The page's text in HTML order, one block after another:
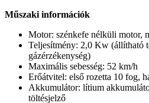
Műszaki információk
Motor: szénkefe nélküli motor,
Teljesítmény: 2,0 Kw (állítható
gázérzékenység)
Maximális sebesség: 52 km/h
Erőátvitel: első rozetta 10 fog,
Akkumulátor: lítium
töltésjelző